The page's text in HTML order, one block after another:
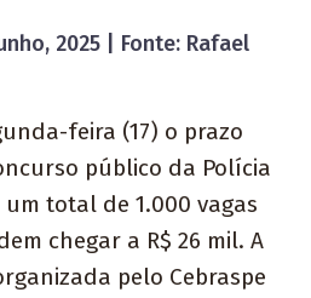
2025 | Fonte: Rafael
feira (17) o prazo
público da Polícia
total de 1.000 vagas
chegar a R$ 26 mil. A
pelo Cebraspe